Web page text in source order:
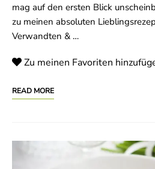
mag auf den ersten Blick
zu meinen absoluten
Verwandten & …
Zu meinen Favoriten
READ MORE